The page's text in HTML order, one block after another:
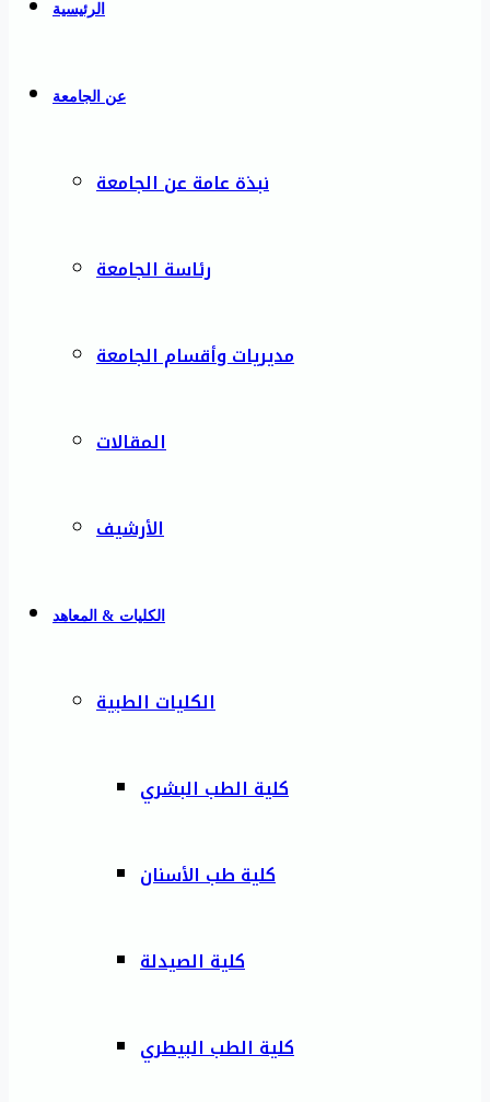
الرئيسية
عن الجامعة
نبذة عامة عن الجامعة
رئاسة الجامعة
مديريات وأقسام الجامعة
المقالات
الأرشيف
الكليات & المعاهد
الكليات الطبية
كلية الطب البشري
كلية طب الأسنان
كلية الصيدلة
كلية الطب البيطري